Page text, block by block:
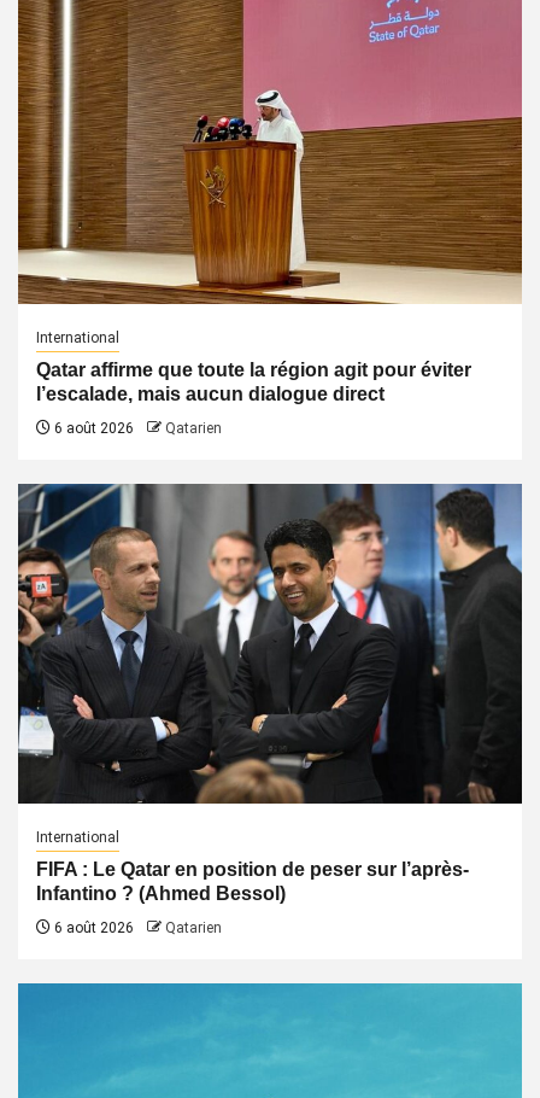
International
Qatar affirme que toute la région agit pour éviter
l’escalade, mais aucun dialogue direct
6 août 2026 Qatarien
International
FIFA : Le Qatar en position de peser sur l’après-
Infantino ? (Ahmed Bessol)
6 août 2026 Qatarien